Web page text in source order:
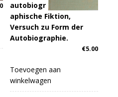
autobiogr
aphische Fiktion,
Versuch zu Form der
Autobiographie.
€5.00
Toevoegen aan
winkelwagen